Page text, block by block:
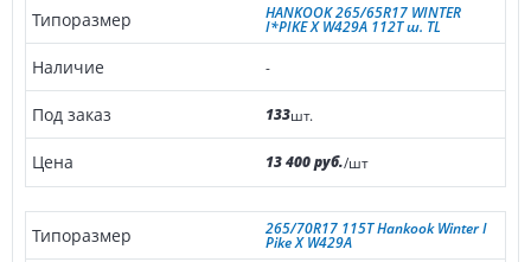
HANKOOK 265/65R17 WINTER
I*PIKE X W429A 112T ш. TL
-
133шт.
13 400 руб./шт
265/70R17 115T Hankook Winter I
Pike X W429A